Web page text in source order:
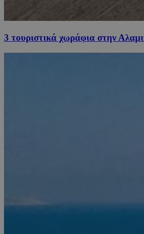
3 τουριστικά χωράφια στην